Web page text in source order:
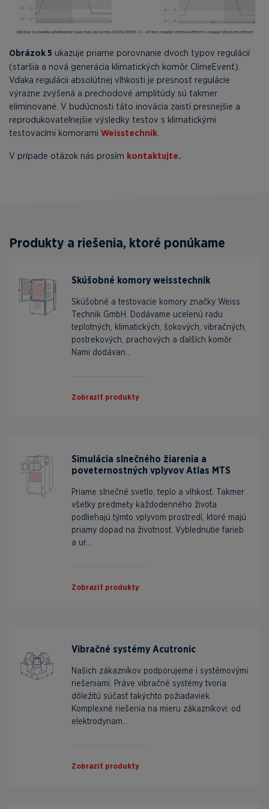
Obrázok 5 ukazuje priame porovnanie dvoch typov regulácií
(staršia a nová generácia klimatických komôr ClimeEvent).
Vďaka regulácii absolútnej vlhkosti je presnosť regulácie
výrazne zvýšená a prechodové amplitúdy sú takmer
eliminované. V budúcnosti táto inovácia zaistí presnejšie a
reprodukovateľnejšie výsledky testov s klimatickými
testovacími komorami Weisstechnik
V prípade otázok nás prosím kontaktujte.
Produkty a riešenia, ktoré ponúkame
Skúšobné komory weisstechnik
Skúšobné a testovacie komory značky Weiss
Technik GmbH. Dodávame ucelenú radu
teplotných, klimatických, šokových, vibračných,
postrekových, prachových a ďalších komôr.
Nami dodávan...
Zobraziť produkty
Simulácia slnečného žiarenia a
poveternostných vplyvov Atlas MTS
Priame slnečné svetlo, teplo a vlhkosť. Takmer
všetky predmety každodenného života
podliehajú týmto vplyvom prostredí, ktoré majú
priamy dopad na životnosť. Vyblednutie farieb
a ur...
Zobraziť produkty
Vibračné systémy Acutronic
Našich zákazníkov podporujeme i systémovými
riešeniami. Práve vibračné systémy tvoria
dôležitú súčasť takýchto požiadaviek.
Komplexné riešenia na mieru zákazníkovi: od
elektrodynam...
Zobraziť produkty